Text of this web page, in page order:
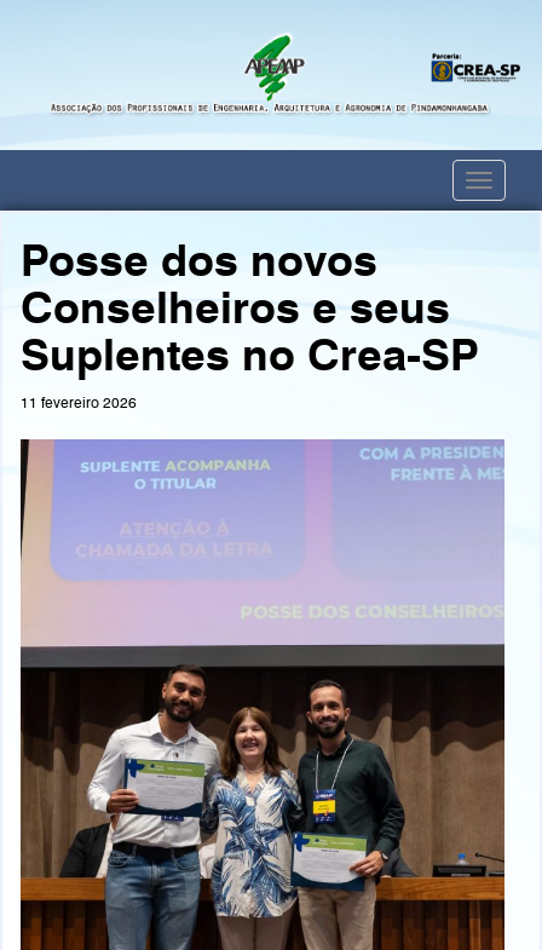
Toggle
Posse dos novos
Conselheiros e seus
Suplentes no Crea-SP
11 fevereiro 2026